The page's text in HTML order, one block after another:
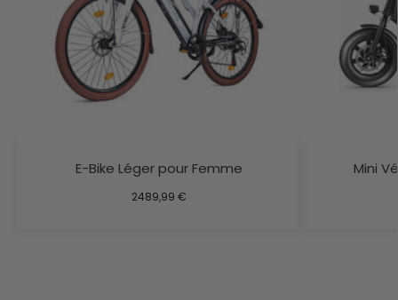
E-Bike Léger pour Femme
2489,99 €
Mini